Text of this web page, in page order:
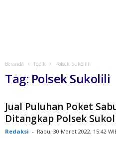
Beranda Topik Polsek Sukolili
Tag: Polsek Sukolili
Jual Puluhan Poket
Ditangkap Polsek
Redaksi - Rabu, 30 Maret 2022, 15:42